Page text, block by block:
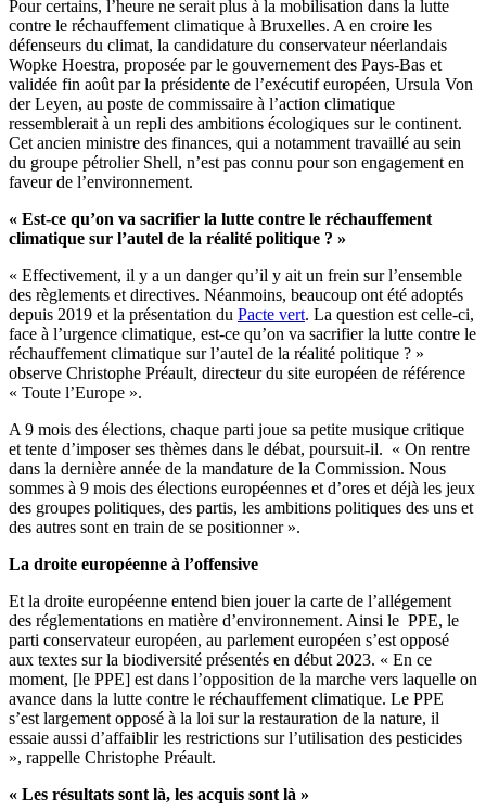
Pour certains, l’heure ne serait plus à la mobilisation dans la lutte
contre le réchauffement climatique à Bruxelles. A en croire les
défenseurs du climat, la candidature du conservateur néerlandais
Wopke Hoestra, proposée par le gouvernement des Pays-Bas et
validée fin août par la présidente de l’exécutif européen, Ursula Von
der Leyen, au poste de commissaire à l’action climatique
ressemblerait à un repli des ambitions écologiques sur le continent.
Cet ancien ministre des finances, qui a notamment travaillé au sein
du groupe pétrolier Shell, n’est pas connu pour son engagement en
faveur de l’environnement.
« Est-ce qu’on va sacrifier la lutte contre le réchauffement
climatique sur l’autel de la réalité politique ? »
« Effectivement, il y a un danger qu’il y ait un frein sur l’ensemble
des règlements et directives. Néanmoins, beaucoup ont été adoptés
depuis 2019 et la présentation du Pacte vert. La question est celle-ci,
face à l’urgence climatique, est-ce qu’on va sacrifier la lutte contre le
réchauffement climatique sur l’autel de la réalité politique ? »
observe Christophe Préault, directeur du site européen de référence
« Toute l’Europe ».
A 9 mois des élections, chaque parti joue sa petite musique critique
et tente d’imposer ses thèmes dans le débat, poursuit-il. « On rentre
dans la dernière année de la mandature de la Commission. Nous
sommes à 9 mois des élections européennes et d’ores et déjà les jeux
des groupes politiques, des partis, les ambitions politiques des uns et
des autres sont en train de se positionner ».
La droite européenne à l’offensive
Et la droite européenne entend bien jouer la carte de l’allégement
des réglementations en matière d’environnement. Ainsi le PPE, le
parti conservateur européen, au parlement européen s’est opposé
aux textes sur la biodiversité présentés en début 2023. « En ce
moment, [le PPE] est dans l’opposition de la marche vers laquelle on
avance dans la lutte contre le réchauffement climatique. Le PPE
s’est largement opposé à la loi sur la restauration de la nature, il
essaie aussi d’affaiblir les restrictions sur l’utilisation des pesticides
», rappelle Christophe Préault.
« Les résultats sont là, les acquis sont là »